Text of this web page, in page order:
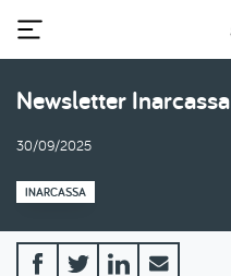
contenuto
principale
Newsletter Inarcassa
30/09/2025
INARCASSA